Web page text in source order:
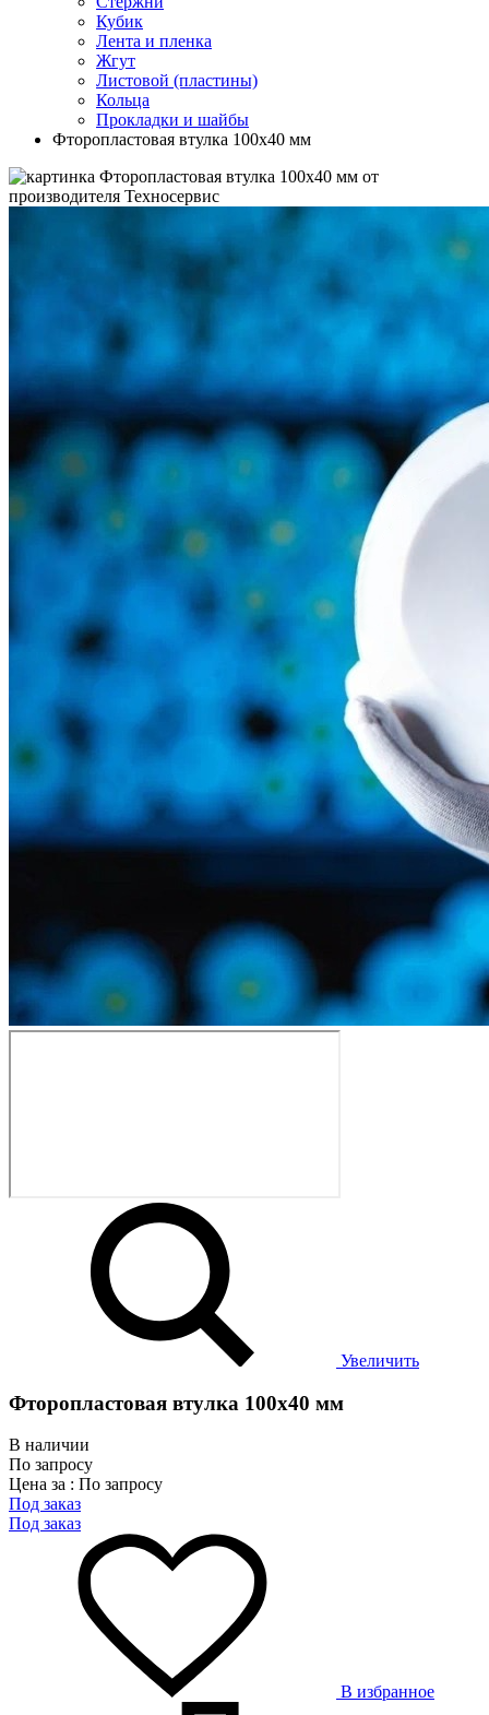
Кубик
Лента и пленка
Жгут
Листовой (пластины)
Кольца
Прокладки и шайбы
Фторопластовая втулка 100x40 мм
Увеличить
Фторопластовая втулка 100x40 мм
В наличии
По запросу
Цена за : По запросу
Под заказ
Под заказ
В избранное